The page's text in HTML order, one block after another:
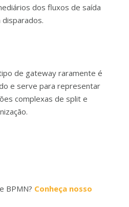
dos fluxos de saída
disparados.
de gateway raramente é
e serve para representar
complexas de split e
BPMN? Conheça nosso